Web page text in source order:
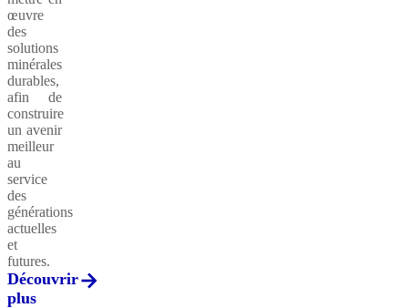
œuvre
des
solutions
minérales
durables,
afin de
construire
un avenir
meilleur
au
service
des
générations
actuelles
et
futures.
Découvrir
plus